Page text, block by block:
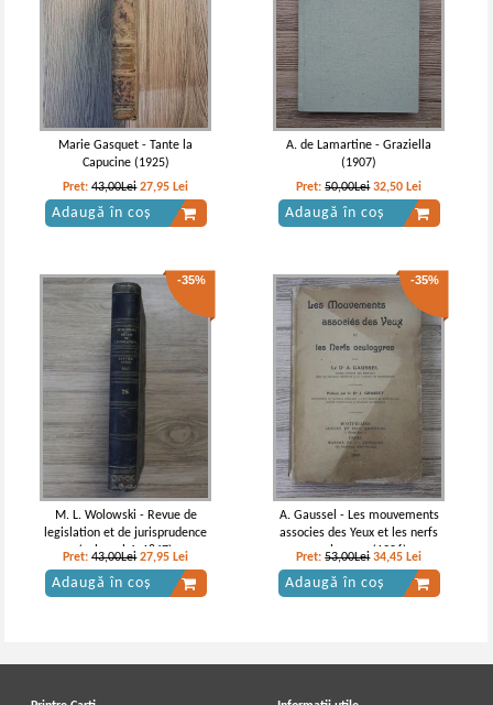
Marie Gasquet - Tante la
Capucine (1925)
Pret:43,00Lei 27,95 Lei
Adaugă în coș
A. de Lamartine - Graziella
(1907)
Pret:50,00Lei 32,50 Lei
Adaugă în coș
-35%
M. L. Wolowski - Revue de
legislation et de jurisprudence
(volumul 4, 1847)
Pret:43,00Lei 27,95 Lei
Adaugă în coș
-35%
A. Gaussel - Les mouvements
associes des Yeux et les nerfs
oculogyres (1906)
Pret:53,00Lei 34,45 Lei
Adaugă în coș